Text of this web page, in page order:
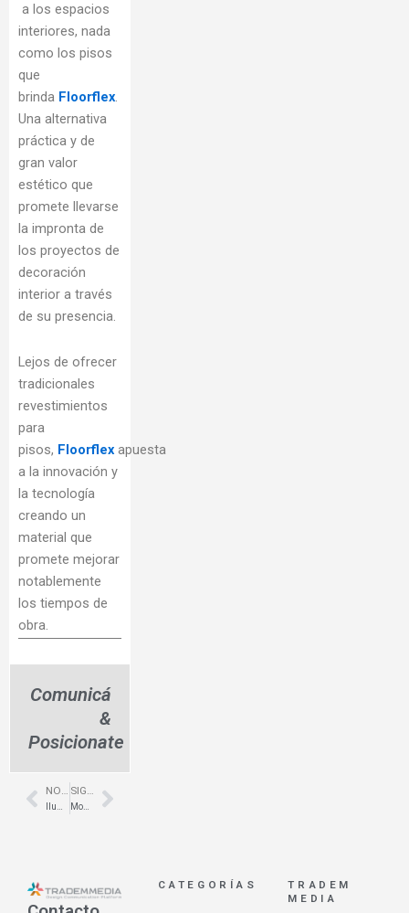
a los espacios
interiores, nada
como los pisos
que
brinda Floorflex.
Una alternativa
práctica y de
gran valor
estético que
promete llevarse
la impronta de
los proyectos de
decoración
interior a través
de su presencia.
Lejos de ofrecer
tradicionales
revestimientos
para
pisos, Floorflex apuesta
a la innovación y
la tecnología
creando un
material que
promete mejorar
notablemente
los tiempos de
obra.
Comunicá
&
Posicionate
Prev
NOTA ANTERIOR
Iluminación y mantenimiento de espacios públicos – Nuevas oficinas – Ebeca
SIGUIENTE NOTA
Mobiliario joven en Belgrano – Campaña – Decodesign Next
CATEGORÍAS
TRADEM
MEDIA